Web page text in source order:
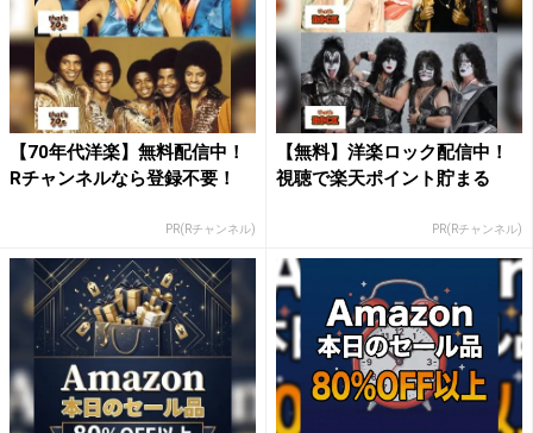
【70年代洋楽】無料配信中！
Rチャンネルなら登録不要！
PR(Rチャンネル)
【無料】洋楽ロック配信中！
視聴で楽天ポイント貯まる
PR(Rチャンネル)